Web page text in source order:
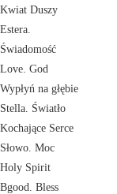
Kwiat Duszy
Estera.
Świadomość
Love. God
Wypłyń na głębie
Stella. Światło
Kochające Serce
Słowo. Moc
Holy Spirit
Bgood. Bless